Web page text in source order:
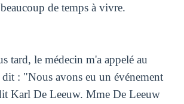
de temps à vivre.
tard, le médecin m'a appelé au
dit : "Nous avons eu un événement
Karl De Leeuw. Mme De Leeuw